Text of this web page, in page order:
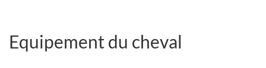
Equipement du cheval